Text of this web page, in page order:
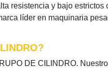
resistencia y bajo
líder en maquinaria
DE CILINDRO.